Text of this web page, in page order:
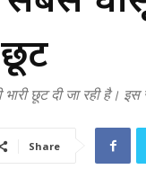
छूट दी जा रही है। इस
Share